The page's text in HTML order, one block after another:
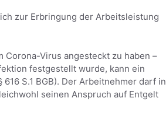
zur Erbringung der Arbeitsleistung
Corona-Virus angesteckt zu haben –
festgestellt wurde, kann ein
S.1 BGB). Der Arbeitnehmer darf in
seinen Anspruch auf Entgelt